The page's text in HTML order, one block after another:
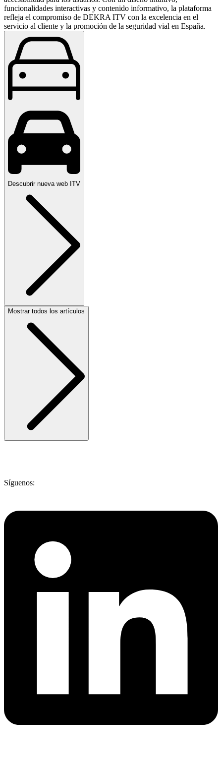
funcionalidades interactivas y contenido informativo, la plataforma
refleja el compromiso de DEKRA ITV con la excelencia en el
servicio al cliente y la promoción de la seguridad vial en España.
Descubrir nueva web ITV
Mostrar todos los artículos
Síguenos: